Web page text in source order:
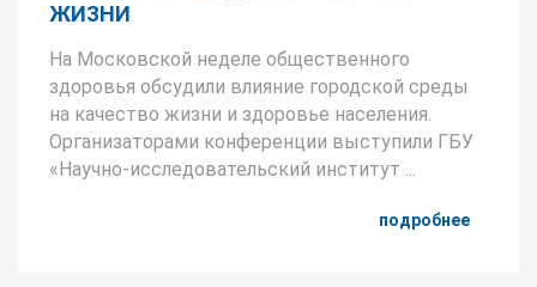
ЖИЗНИ
На Московской неделе общественного
здоровья обсудили влияние городской среды
на качество жизни и здоровье населения.
Организаторами конференции выступили ГБУ
«Научно-исследовательский институт ...
подробнее